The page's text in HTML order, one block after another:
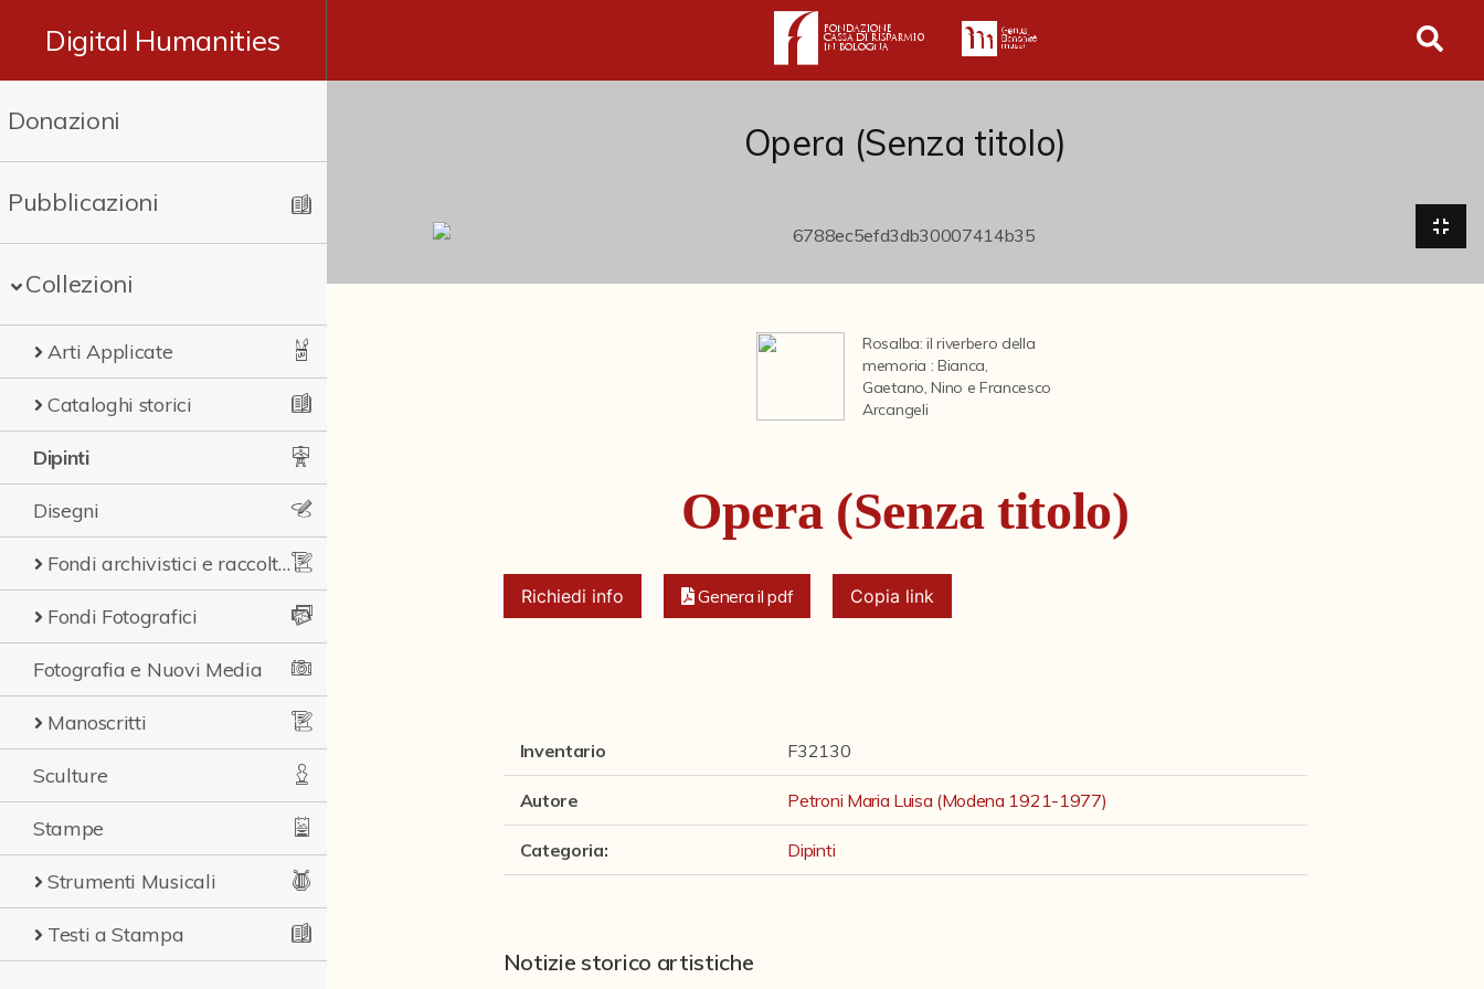
Digital Humanities
Donazioni
Pubblicazioni
Collezioni
Arti Applicate
Cataloghi storici
Dipinti
Disegni
Fondi archivistici e raccolte documentarie
Fondi Fotografici
Fotografia e Nuovi Media
Manoscritti
Sculture
Stampe
Strumenti Musicali
Testi a Stampa
Opera (Senza titolo)
Rosalba: il riverbero della
memoria : Bianca,
Gaetano, Nino e Francesco
Arcangeli
Opera (Senza titolo)
Richiedi info Genera il pdf Copia link
Inventario F32130
Autore Petroni Maria Luisa (Modena 1921-1977)
Categoria: Dipinti
Notizie storico artistiche